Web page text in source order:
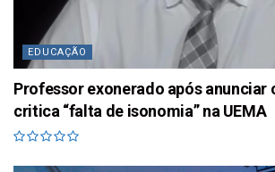
EDUCAÇÃO
Professor exonerado após anunciar
critica “falta de isonomia” na UEMA